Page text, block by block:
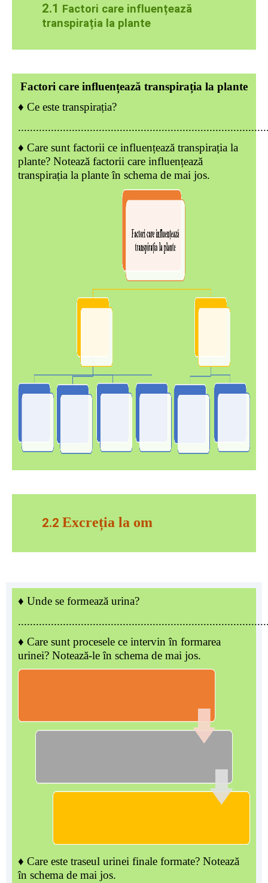
2.1 Factori care influențează
transpirația la plante
Factori care influențează transpirația la plante
♦ Ce este transpirația?
♦ Care sunt factorii ce influențează transpirația la
plante? Notează factorii care influențează
transpirația la plante în schema de mai jos.
2.2 Excreția la om
♦ Unde se formează urina?
♦ Care sunt procesele ce intervin în formarea
urinei? Notează-le în schema de mai jos.
♦ Care este traseul urinei finale formate? Notează
în schema de mai jos.